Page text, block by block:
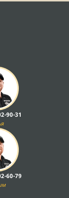
90-31
60-79